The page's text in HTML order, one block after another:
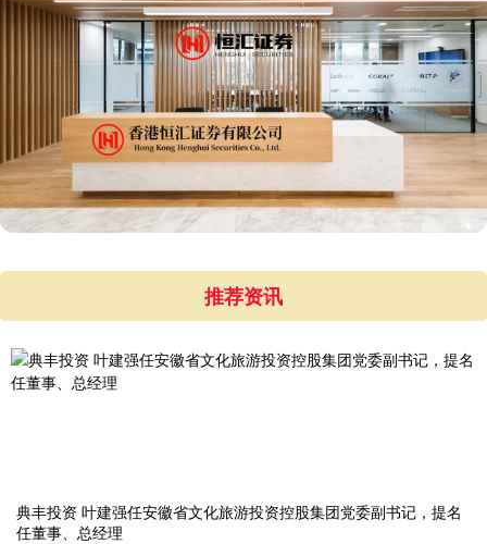
推荐资讯
典丰投资 叶建强任安徽省文化旅游投资控股集团党委副书记，提名
任董事、总经理